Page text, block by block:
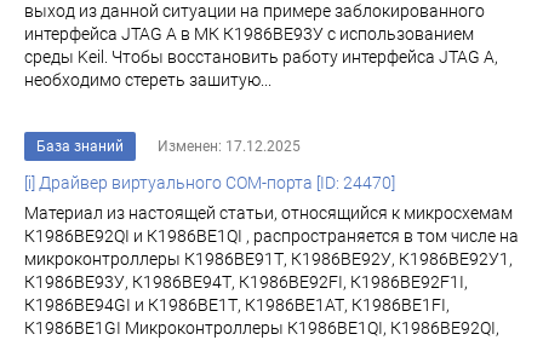
выход из данной ситуации на примере заблокированного
интерфейса JTAG A в МК К1986BE93У с использованием
среды Keil. Чтобы восстановить работу интерфейса JTAG A,
необходимо стереть зашитую...
База знаний Изменен: 17.12.2025
[i] Драйвер виртуального COM-порта [ID: 24470]
Материал из настоящей статьи, относящийся к микросхемам
К1986ВЕ92QI и К1986ВЕ1QI , распространяется в том числе на
микроконтроллеры К1986ВЕ91Т, К1986ВЕ92У, К1986ВЕ92У1,
К1986ВЕ93У, К1986ВЕ94Т, К1986ВЕ92FI, К1986ВЕ92F1I,
К1986ВЕ94GI и К1986ВЕ1Т, К1986ВЕ1АТ, К1986ВЕ1FI,
К1986ВЕ1GI Микроконтроллеры К1986ВЕ1QI, К1986ВЕ92QI,